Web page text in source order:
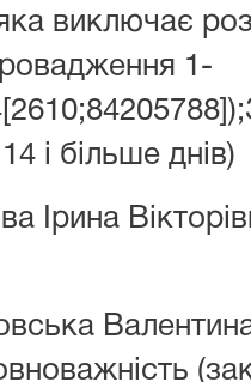
виключає
1-
і більше днів)
Ірина